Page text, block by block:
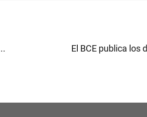
El BCE publica los